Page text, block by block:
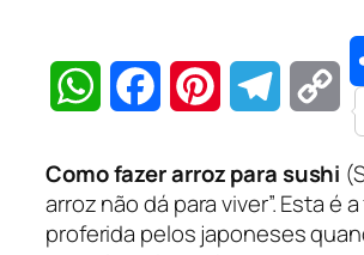
Link
Como fazer arroz para sushi
arroz não dá para viver”. Esta é
proferida pelos japoneses